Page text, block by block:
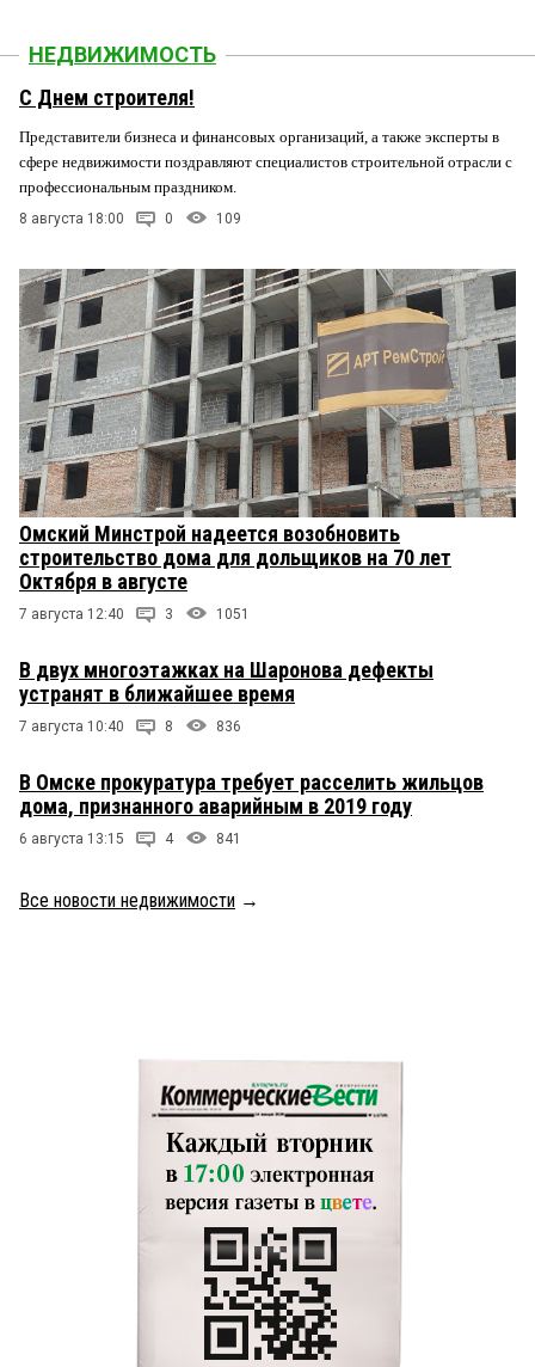
НЕДВИЖИМОСТЬ
С Днем строителя!
Представители бизнеса и финансовых организаций, а также эксперты в
сфере недвижимости поздравляют специалистов строительной отрасли с
профессиональным праздником.
8 августа 18:00 0 109
Омский Минстрой надеется возобновить
строительство дома для дольщиков на 70 лет
Октября в августе
7 августа 12:40 3 1051
В двух многоэтажках на Шаронова дефекты
устранят в ближайшее время
7 августа 10:40 8 836
В Омске прокуратура требует расселить жильцов
дома, признанного аварийным в 2019 году
6 августа 13:15 4 841
Все новости недвижимости →